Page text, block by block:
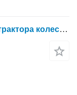
Вилка переключения передач для трактора колесного Massey Ferguson 6260